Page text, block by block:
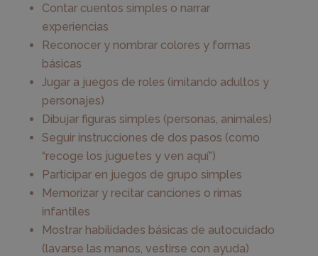
Contar cuentos simples o narrar
experiencias
Reconocer y nombrar colores y formas
básicas
Jugar a juegos de roles (imitando adultos y
personajes)
Dibujar figuras simples (personas, animales)
Seguir instrucciones de dos pasos (como
“recoge los juguetes y ven aquí”)
Participar en juegos de grupo simples
Memorizar y recitar canciones o rimas
infantiles
Mostrar habilidades básicas de autocuidado
(lavarse las manos, vestirse con ayuda)